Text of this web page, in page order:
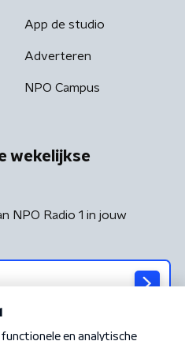
App de studio
Adverteren
NPO Campus
wekelijkse
NPO Radio 1 in jouw